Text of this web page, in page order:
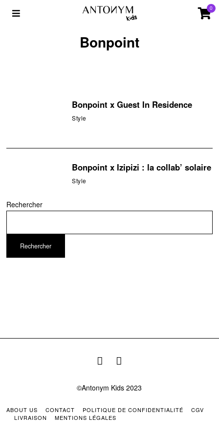
0
Bonpoint
Bonpoint x Guest In Residence
Style
Bonpoint x Izipizi : la collab’ solaire
Style
Rechercher
Rechercher
©Antonym Kids 2023
ABOUT US CONTACT POLITIQUE DE CONFIDENTIALITÉ
CGV
LIVRAISON
MENTIONS LÉGALES